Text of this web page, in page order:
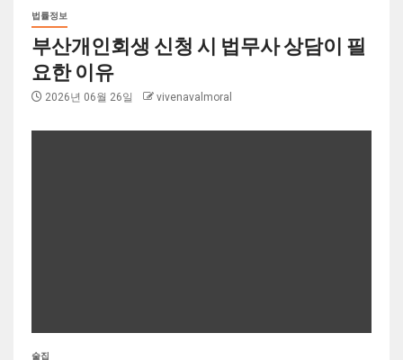
법률정보
부산개인회생 신청 시 법무사 상담이 필
요한 이유
2026년 06월 26일 vivenavalmoral
술집